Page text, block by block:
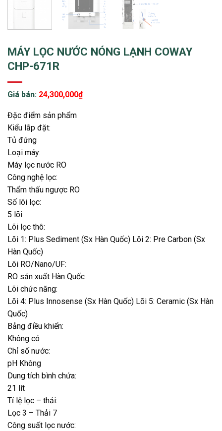
MÁY LỌC NƯỚC NÓNG LẠNH COWAY
CHP-671R
Giá bán: 24,300,000₫
Đặc điểm sản phẩm
Kiểu lắp đặt:
Tủ đứng
Loại máy:
Máy lọc nước RO
Công nghệ lọc:
Thẩm thấu ngược RO
Số lõi lọc:
5 lõi
Lõi lọc thô:
Lõi 1: Plus Sediment (Sx Hàn Quốc) Lõi 2: Pre Carbon (Sx
Hàn Quốc)
Lõi RO/Nano/UF:
RO sản xuất Hàn Quốc
Lõi chức năng:
Lõi 4: Plus Innosense (Sx Hàn Quốc) Lõi 5: Ceramic (Sx Hàn
Quốc)
Bảng điều khiển:
Không có
Chỉ số nước:
pH Không
Dung tích bình chứa:
21 lít
Tỉ lệ lọc – thải:
Lọc 3 – Thải 7
Công suất lọc nước: